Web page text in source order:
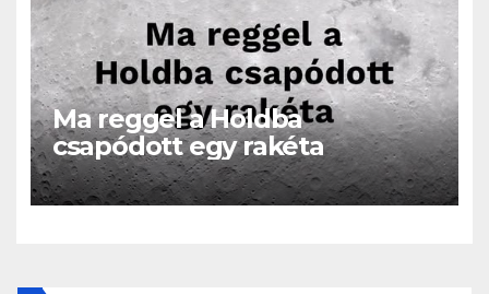
Ma reggel a Holdba
csapódott egy rakéta